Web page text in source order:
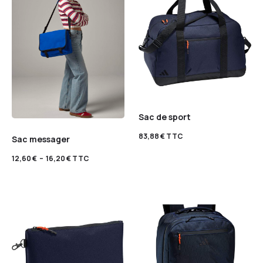
Sac messager
12,60€ – 16,20€TTC
Sac de sport
83,88€TTC